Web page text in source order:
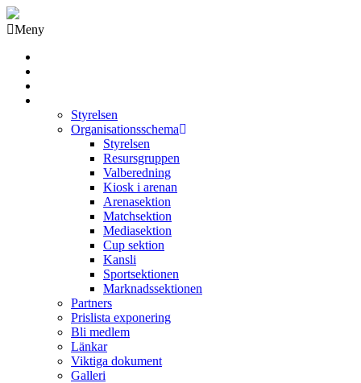
Meny
Styrelsen
Organisationsschema
Styrelsen
Resursgruppen
Valberedning
Kiosk i arenan
Arenasektion
Matchsektion
Mediasektion
Cup sektion
Kansli
Sportsektionen
Marknadssektionen
Partners
Prislista exponering
Bli medlem
Länkar
Viktiga dokument
Galleri